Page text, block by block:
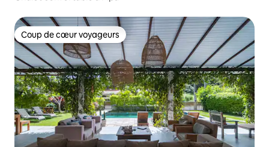
Coup de cœur voyageurs
Coup de cœur voyageurs